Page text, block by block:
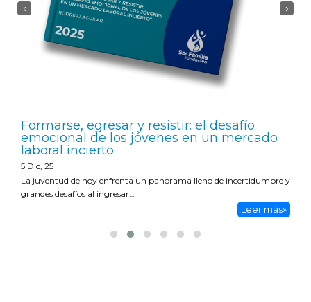
Formarse, egresar y resistir: el desafío
emocional de los jóvenes en un mercado
laboral incierto
5 Dic, 25
La juventud de hoy enfrenta un panorama lleno de incertidumbre y
grandes desafíos al ingresar…
Leer más»
‹ ›